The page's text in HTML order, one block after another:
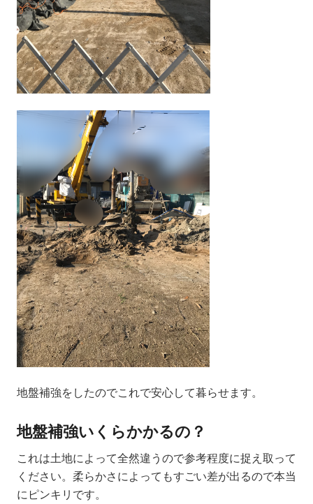
地盤補強をしたのでこれで安心して暮らせます。
地盤補強いくらかかるの？
これは土地によって全然違うので参考程度に捉え取って
ください。柔らかさによってもすごい差が出るので本当
にピンキリです。